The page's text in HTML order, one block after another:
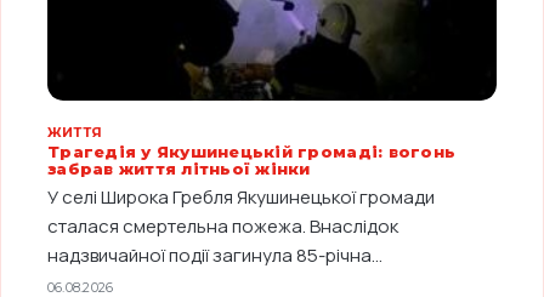
ЖИТТЯ
Трагедія у Якушинецькій громаді: вогонь
забрав життя літньої жінки
У селі Широка Гребля Якушинецької громади
сталася смертельна пожежа. Внаслідок
надзвичайної події загинула 85-річна...
06.08.2026